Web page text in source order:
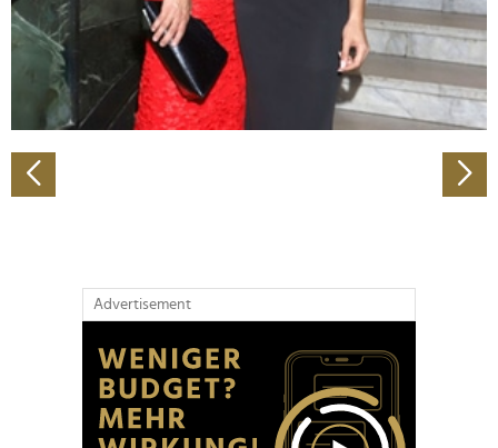
analysieren. Außerdem geben wir Informationen zu Ihrer
Verwendung unserer Website an unsere Partner für
soziale Medien, Werbung und Analysen weiter. Unsere
Partner führen diese Informationen möglicherweise mit
weiteren Daten zusammen, die Sie ihnen bereitgestellt
gesammelt haben.
Advertisement